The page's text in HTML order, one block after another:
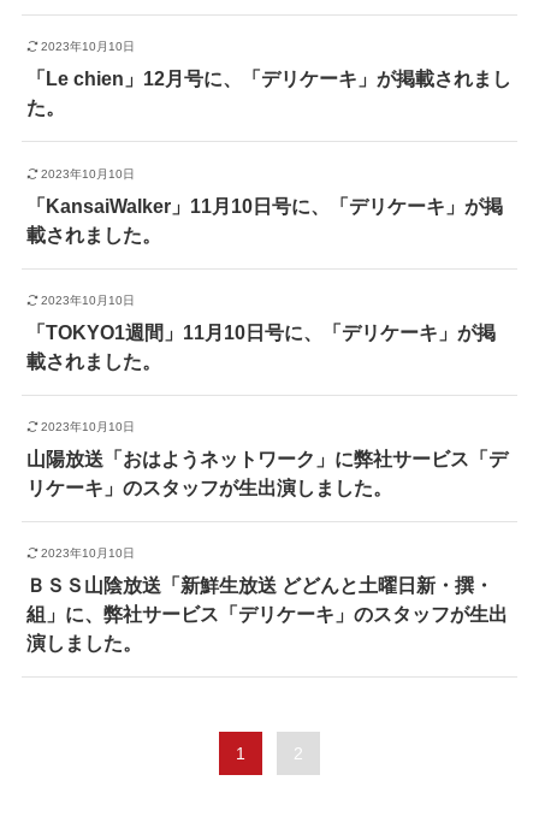
2023年10月10日
「Le chien」12月号に、「デリケーキ」が掲載されまし
た。
2023年10月10日
「KansaiWalker」11月10日号に、「デリケーキ」が掲
載されました。
2023年10月10日
「TOKYO1週間」11月10日号に、「デリケーキ」が掲
載されました。
2023年10月10日
山陽放送「おはようネットワーク」に弊社サービス「デ
リケーキ」のスタッフが生出演しました。
2023年10月10日
ＢＳＳ山陰放送「新鮮生放送 どどんと土曜日新・撰・
組」に、弊社サービス「デリケーキ」のスタッフが生出
演しました。
1 2